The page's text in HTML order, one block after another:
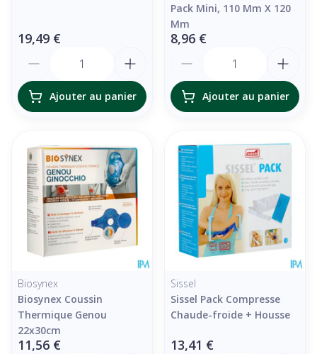
19,49 €
Ajouter au panier
Pack Mini, 110 Mm X 120
Mm
8,96 €
Ajouter au panier
Biosynex
Biosynex Coussin
Thermique Genou
22x30cm
11,56 €
Sissel
Sissel Pack Compresse
Chaude-froide + Housse
13,41 €